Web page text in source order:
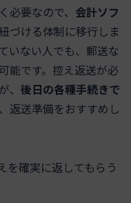
要なので、 会計ソフ
づける体制に移行しま
いない人でも、郵送な
能です。控え返送が必
後日の各種手続きで
返送準備をおすすめし
を確実に返してもらう